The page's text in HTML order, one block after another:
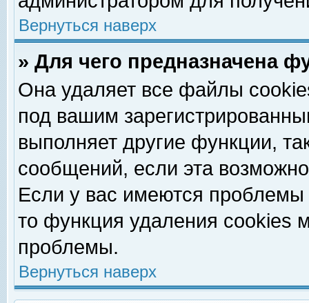
Вернуться наверх
» Для чего предназначена
Она удаляет все файлы
под вашим
выполняет другие функции,
сообщений, если эта
Если у вас имеются
то функция удаления cookies
проблемы.
Вернуться наверх